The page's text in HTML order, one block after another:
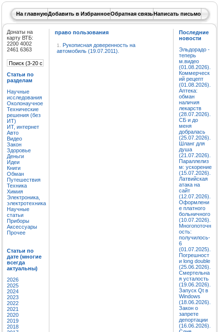
На главнуюДобавить в ИзбранноеОбратная связьНаписать письмо
Донаты на
карту ВТБ:
2200 4002
2461 6363
Статьи по
разделам
Научные
исследования
Околонаучное
Технические
решения (без
ИТ)
ИТ, интернет
Авто
Видео
Закон
Здоровье
Деньги
Идеи
Книги
Обман
Путешествия
Техника
Химия
Электроника,
электротехника
Научные
статьи
Приборы
Аксессуары
Прочее
Статьи по
дате (многие
всегда
актуальны)
2026
2025
2024
2023
2022
2021
2020
2019
2018
право пользования
1. Рукописная доверенность на
автомобиль (19.07.2011).
Последние
новости
Эльдорадо -
теперь
м.видео
(01.08.2026).
Коммерческ
ий рецепт
(01.08.2026).
Аптека:
обман
наличия
лекарств
(28.07.2026).
СБ и до
меня
добралась
(25.07.2026).
Шланг для
душа
(21.07.2026).
Параллелиз
м: ускорение
(15.07.2026).
Латвийская
атака на
сайт
(12.07.2026).
Оформлени
е платного
больничного
(10.07.2026).
Многопоточн
ость:
получилось-
6
(01.07.2025).
Погрешност
и long double
(25.06.2026).
Смертельна
я усталость
(19.06.2026).
Запуск Qt в
Windows
(18.06.2026).
Закон о
запрете
депортации
(16.06.2026).